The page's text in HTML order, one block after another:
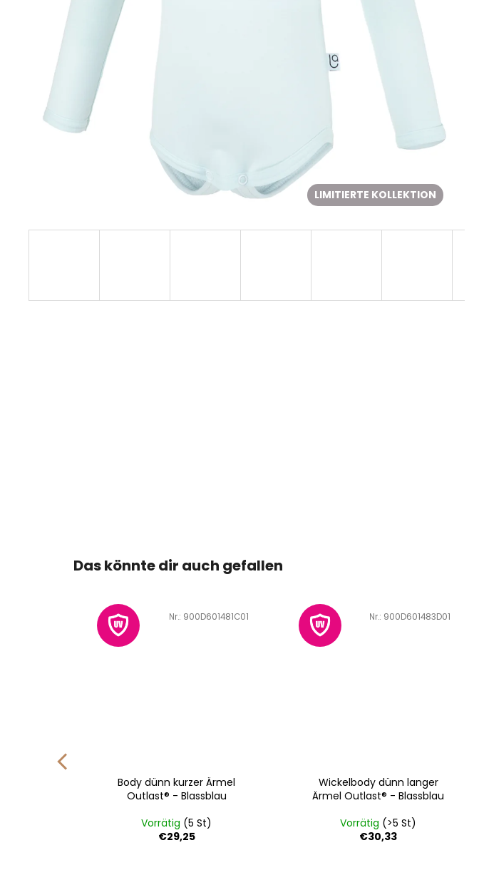
LIMITIERTE KOLLEKTION
Das könnte dir auch gefallen
Body dünn kurzer Ärmel
Outlast® - Blassblau
Vorrätig (5 St)
€29,25
Art.-Nr.: 900D601481C01
Wickelbody dünn langer
Ärmel Outlast® - Blassblau
Vorrätig (>5 St)
€30,33
Art.-Nr.: 900D601483D01
€27,08
€32,50